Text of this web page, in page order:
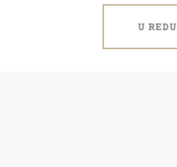
U REDU
Ponedeljak - petak: 09 - 20h